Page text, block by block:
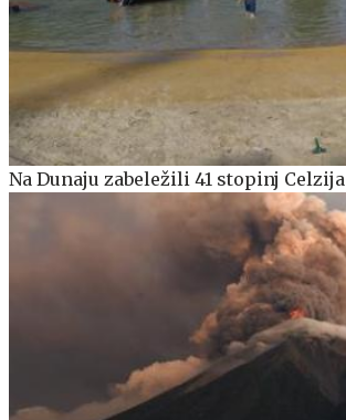
Na Dunaju zabeležili 41 stopinj Celzija